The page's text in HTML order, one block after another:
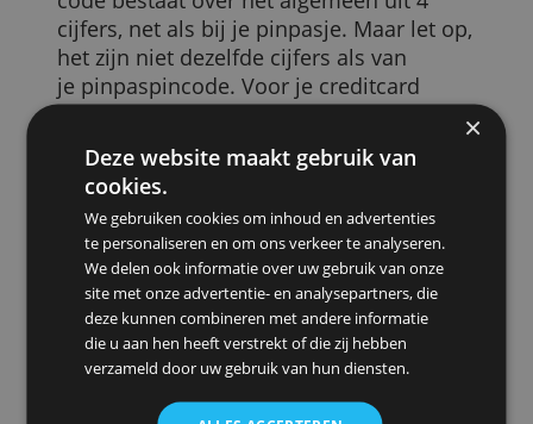
allang ingeburgerd. Maar voor
creditcards bestaan eigenlijk twee
soorten codes.
Allereerst is er de pincode die je gebruikt
voor het opnemen van geld en bij het
betalen bij de winkelier. Deze
code bestaat over het algemeen uit 4
cijfers, net als bij je pinpasje. Maar let
het zijn niet dezelfde cijfers als van
je pinpaspincode. Voor je creditcard
ontvang je een aparte code van de bank
of uitgever.
Deze website maakt gebruik van